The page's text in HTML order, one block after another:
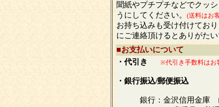
聞紙やプチプチなどでクッ
うにしてください。 (送料はお
お持ち込みも受け付けてお
にご連絡頂けるとありがた
■お支払いについて
・代引き
※代引き手数料はお
・銀行振込/郵便振込
銀行：金沢信用金庫